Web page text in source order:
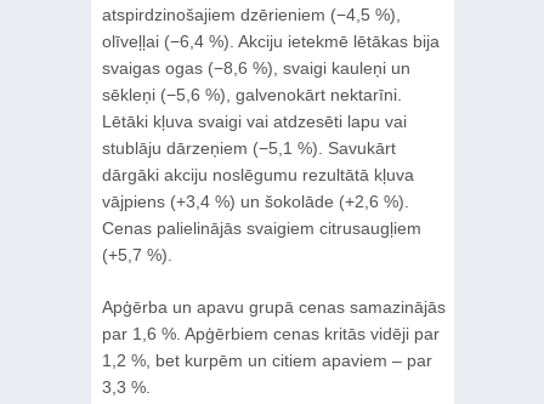
atspirdzinošajiem dzērieniem (−4,5 %),
olīveļļai (−6,4 %). Akciju ietekmē lētākas bija
svaigas ogas (−8,6 %), svaigi kauleņi un
sēkleņi (−5,6 %), galvenokārt nektarīni.
Lētāki kļuva svaigi vai atdzesēti lapu vai
stublāju dārzeņiem (−5,1 %). Savukārt
dārgāki akciju noslēgumu rezultātā kļuva
vājpiens (+3,4 %) un šokolāde (+2,6 %).
Cenas palielinājās svaigiem citrusaugļiem
(+5,7 %).
Apģērba un apavu grupā cenas samazinājās
par 1,6 %. Apģērbiem cenas kritās vidēji par
1,2 %, bet kurpēm un citiem apaviem – par
3,3 %.